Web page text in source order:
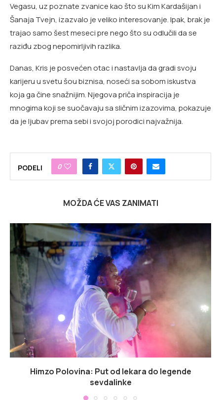
Vegasu, uz poznate zvanice kao što su Kim Kardašijan i
Šanaja Tvejn, izazvalo je veliko interesovanje. Ipak, brak je
trajao samo šest meseci pre nego što su odlučili da se
raziđu zbog nepomirljivih razlika.
Danas, Kris je posvećen otac i nastavlja da gradi svoju
karijeru u svetu šou biznisa, noseći sa sobom iskustva
koja ga čine snažnijim. Njegova priča inspiracija je
mnogima koji se suočavaju sa sličnim izazovima, pokazuje
da je ljubav prema sebi i svojoj porodici najvažnija.
PODELI 0
MOŽDA ĆE VAS ZANIMATI
Himzo Polovina: Put od lekara do legende
sevdalinke